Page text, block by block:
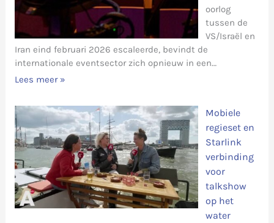
oorlog
tussen de
VS/Israël en
Iran eind februari 2026 escaleerde, bevindt de
internationale eventsector zich opnieuw in een…
Lees meer »
Mobiele
regieset en
Starlink
verbinding
voor
talkshow
op het
water